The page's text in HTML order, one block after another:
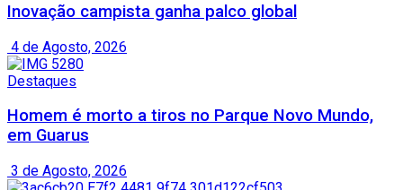
Inovação campista ganha palco global
4 de Agosto, 2026
Destaques
Homem é morto a tiros no Parque Novo Mundo,
em Guarus
3 de Agosto, 2026